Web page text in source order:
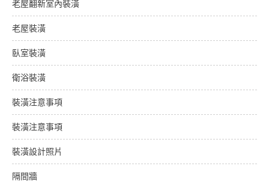
老屋翻新室內裝潢
老屋裝潢
臥室裝潢
衛浴裝潢
裝潢注意事項
裝潢注意事項
裝潢設計照片
隔間牆